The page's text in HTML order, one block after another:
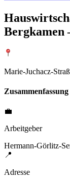
Bergkamen
Marie-Juchacz-
Zusammenfassung
💼
Arbeitgeber
Hermann-Görlitz-
📍
Adresse